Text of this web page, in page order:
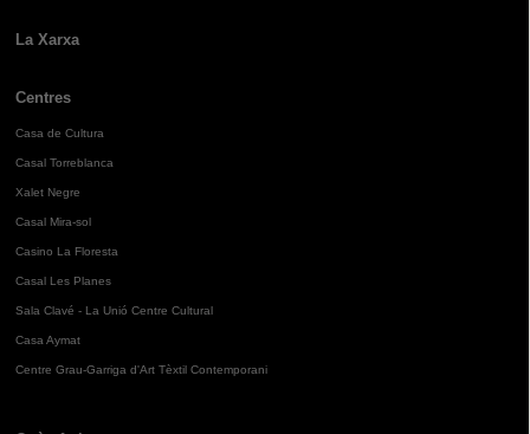
La Xarxa
Centres
Casa de Cultura
Casal Torreblanca
Xalet Negre
Casal Mira-sol
Casino La Floresta
Casal Les Planes
Sala Clavé - La Unió Centre Cultural
Casa Aymat
Centre Grau-Garriga d'Art Tèxtil Contemporani